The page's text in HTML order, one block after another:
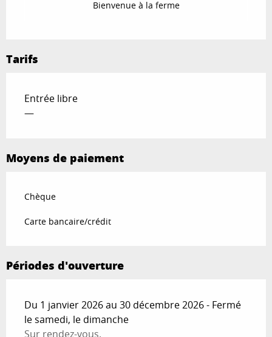
Bienvenue à la ferme
Tarifs
Entrée libre
—
Moyens de paiement
Chèque
Carte bancaire/crédit
Périodes d'ouverture
Du 1 janvier 2026 au 30 décembre 2026 - Fermé
le samedi, le dimanche
Sur rendez-vous.